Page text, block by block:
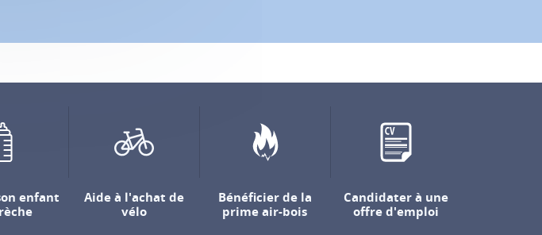
enfant
Aide à l'achat de
vélo
Bénéficier de la
prime air-bois
Candidater à une
offre d'emploi